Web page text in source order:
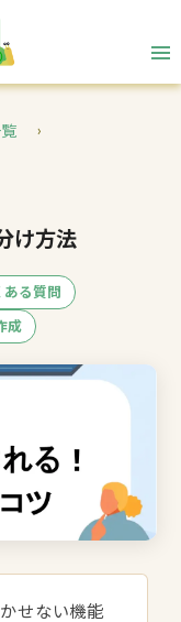
け方法
ある質問
成
せない機能